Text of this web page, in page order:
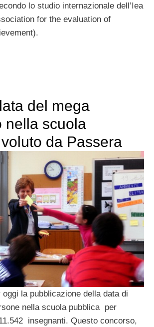
lo studio internazionale dell’Iea
for the evaluation of
del mega
nella scuola
da Passera
la pubblicazione della data di
nella scuola pubblica per
insegnanti. Questo concorso,